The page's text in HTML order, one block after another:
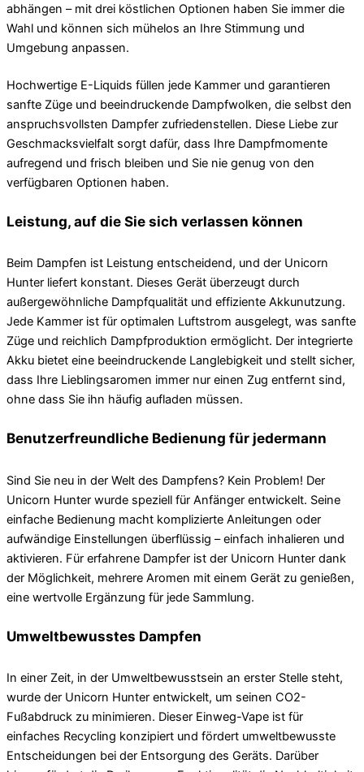
abhängen – mit drei köstlichen Optionen haben Sie immer die
Wahl und können sich mühelos an Ihre Stimmung und
Umgebung anpassen.
Hochwertige E-Liquids füllen jede Kammer und garantieren
sanfte Züge und beeindruckende Dampfwolken, die selbst den
anspruchsvollsten Dampfer zufriedenstellen. Diese Liebe zur
Geschmacksvielfalt sorgt dafür, dass Ihre Dampfmomente
aufregend und frisch bleiben und Sie nie genug von den
verfügbaren Optionen haben.
Leistung, auf die Sie sich verlassen können
Beim Dampfen ist Leistung entscheidend, und der Unicorn
Hunter liefert konstant. Dieses Gerät überzeugt durch
außergewöhnliche Dampfqualität und effiziente Akkunutzung.
Jede Kammer ist für optimalen Luftstrom ausgelegt, was sanfte
Züge und reichlich Dampfproduktion ermöglicht. Der integrierte
Akku bietet eine beeindruckende Langlebigkeit und stellt sicher,
dass Ihre Lieblingsaromen immer nur einen Zug entfernt sind,
ohne dass Sie ihn häufig aufladen müssen.
Benutzerfreundliche Bedienung für jedermann
Sind Sie neu in der Welt des Dampfens? Kein Problem! Der
Unicorn Hunter wurde speziell für Anfänger entwickelt. Seine
einfache Bedienung macht komplizierte Anleitungen oder
aufwändige Einstellungen überflüssig – einfach inhalieren und
aktivieren. Für erfahrene Dampfer ist der Unicorn Hunter dank
der Möglichkeit, mehrere Aromen mit einem Gerät zu genießen,
eine wertvolle Ergänzung für jede Sammlung.
Umweltbewusstes Dampfen
In einer Zeit, in der Umweltbewusstsein an erster Stelle steht,
wurde der Unicorn Hunter entwickelt, um seinen CO2-
Fußabdruck zu minimieren. Dieser Einweg-Vape ist für
einfaches Recycling konzipiert und fördert umweltbewusste
Entscheidungen bei der Entsorgung des Geräts. Darüber